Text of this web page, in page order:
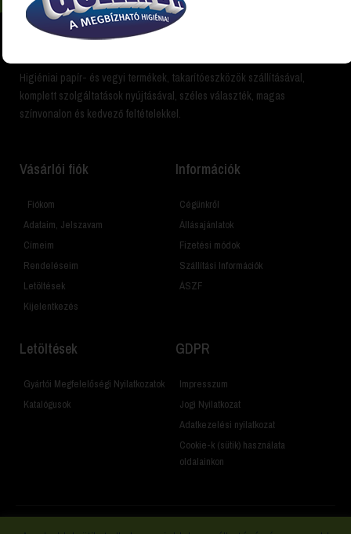
Higiéniai papír- és vegyi termékek, takarítóeszközök szállításával,
komplett szolgáltatások nyújtásával, széles választék, magas
színvonalon és kedvező feltételekkel.
Vásárlói fiók
Fiókom
Adataim, Jelszavam
Címeim
Rendeléseim
Letöltések
Kijelentkezés
Információk
Cégünkről
Állásajánlatok
Fizetési módok
Szállítási Információk
ÁSZF
Letöltések
Gyártói Megfelelőségi Nyilatkozatok
Katalógusok
GDPR
Impresszum
Jogi Nyilatkozat
Adatkezelési nyilatkozat
Cookie-k (sütik) használata
oldalainkon